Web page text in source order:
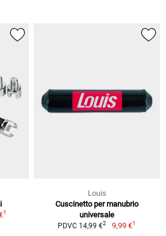
1
Louis
Cuscinetto per manubrio
universale
PDVC 14,99 €2 9,99 €1